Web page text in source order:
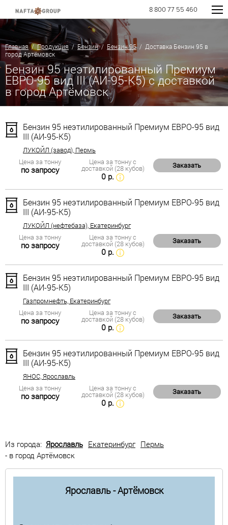
8 800 77 55 460
Главная/Продукция/Бензин/ Бензин 95/ Доставка Бензин 95 в
город Артёмовск
Бензин 95 неэтилированный Премиум
ЕВРО-95 вид III (АИ-95-К5) с доставкой
в город Артёмовск
Бензин 95 неэтилированный Премиум ЕВРО-95 вид
III (АИ-95-К5)
ЛУКОЙЛ (завод), Пермь
Цена за тонну
по запросу
Цена за тонну с
доставкой (28 кубов)
0 р.
Заказать
Бензин 95 неэтилированный Премиум ЕВРО-95 вид
III (АИ-95-К5)
ЛУКОЙЛ (нефтебаза), Екатеринбург
Цена за тонну
по запросу
Цена за тонну с
доставкой (28 кубов)
0 р.
Заказать
Бензин 95 неэтилированный Премиум ЕВРО-95 вид
III (АИ-95-К5)
Газпромнефть, Екатеринбург
Цена за тонну
по запросу
Цена за тонну с
доставкой (28 кубов)
0 р.
Заказать
Бензин 95 неэтилированный Премиум ЕВРО-95 вид
III (АИ-95-К5)
ЯНОС, Ярославль
Цена за тонну
по запросу
Цена за тонну с
доставкой (28 кубов)
0 р.
Заказать
Из города: Ярославль Екатеринбург Пермь
- в город Артёмовск
Ярославль - Артёмовск